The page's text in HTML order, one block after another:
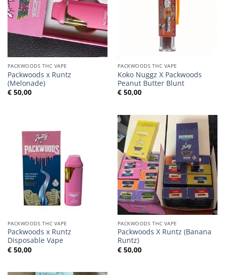
PACKWOODS THC VAPE
Packwoods x Runtz
(Melonade)
€50,00
PACKWOODS THC VAPE
Koko Nuggz X Packwoods
Peanut Butter Blunt
€50,00
PACKWOODS THC VAPE
Packwoods x Runtz
Disposable Vape
€50,00
PACKWOODS THC VAPE
Packwoods X Runtz (Banana
Runtz)
€50,00